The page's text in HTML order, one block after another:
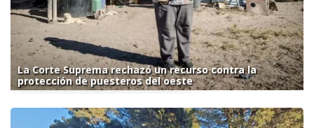
La Corte Suprema rechazó un recurso contra la
protección de puesteros del oeste